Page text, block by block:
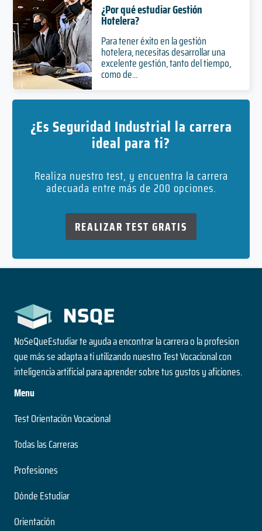
¿Por qué estudiar Gestión
Hotelera?
Para tener éxito en la gestión
hotelera, necesitas desarrollar una
excelente gestión, tanto del tiempo,
como de...
¿Es Seguridad Industrial la carrera
ideal para ti?
Realiza nuestro test, y encuentra la carrera
adecuada entre más de 200 opciones.
REALIZAR TEST GRATIS
NoSeQueEstudiar te ayuda a encontrar la carrera o la profesion
que más se adapta a ti utilizando nuestro Test Vocacional con
inteligencia artificial para aprender sobre tus gustos y aficiones.
Menu
Test Orientación Vocacional
Todas las Carreras
Profesiones
Dónde Estudiar
Orientación